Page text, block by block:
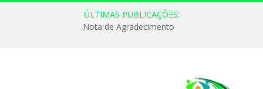
ÚLTIMAS PUBLICAÇÕES:
Nota de Agradecimento